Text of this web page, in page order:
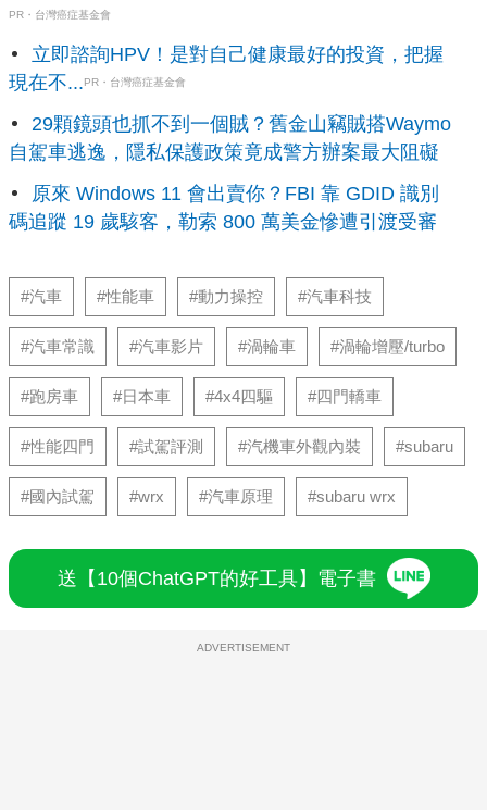
PR・台灣癌症基金會
立即諮詢HPV！是對自己健康最好的投資，把握
現在不...PR・台灣癌症基金會
29顆鏡頭也抓不到一個賊？舊金山竊賊搭Waymo
自駕車逃逸，隱私保護政策竟成警方辦案最大阻礙
原來 Windows 11 會出賣你？FBI 靠 GDID 識別
碼追蹤 19 歲駭客，勒索 800 萬美金慘遭引渡受審
#汽車 #性能車 #動力操控 #汽車科技
#汽車常識 #汽車影片 #渦輪車 #渦輪增壓/turbo
#跑房車 #日本車 #4x4四驅 #四門轎車
#性能四門 #試駕評測 #汽機車外觀內裝 #subaru
#國內試駕 #wrx #汽車原理 #subaru wrx
送【10個ChatGPT的好工具】電子書
ADVERTISEMENT